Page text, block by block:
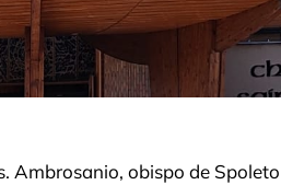
obispo de